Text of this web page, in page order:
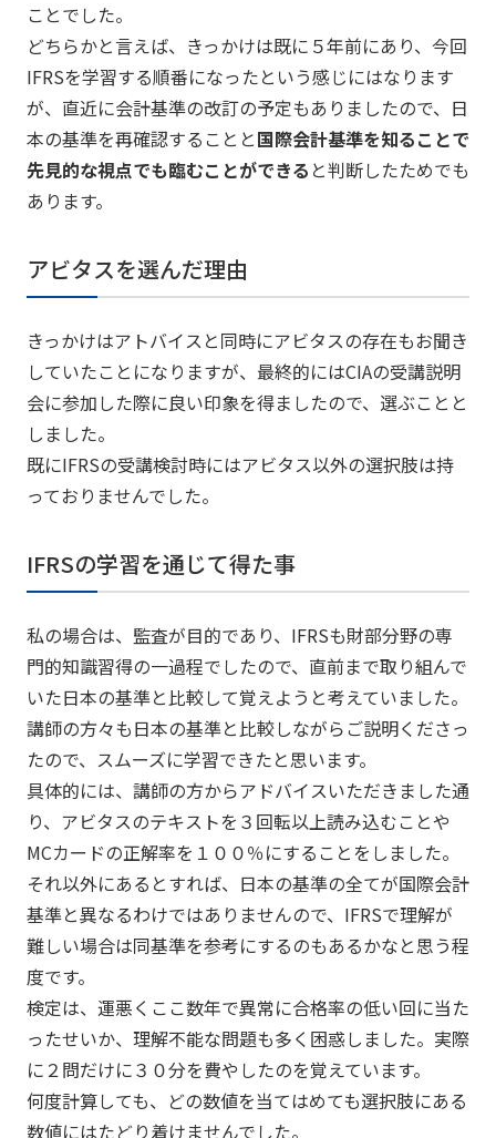
ことでした。
どちらかと言えば、きっかけは既に５年前にあり、今回
IFRSを学習する順番になったという感じにはなります
が、直近に会計基準の改訂の予定もありましたので、日
本の基準を再確認することと国際会計基準を知ることで
先見的な視点でも臨むことができる と判断したためでも
あります。
アビタスを選んだ理由
きっかけはアトバイスと同時にアビタスの存在もお聞き
していたことになりますが、最終的にはCIAの受講説明
会に参加した際に良い印象を得ましたので、選ぶことと
しました。
既にIFRSの受講検討時にはアビタス以外の選択肢は持
っておりませんでした。
IFRSの学習を通じて得た事
私の場合は、監査が目的であり、IFRSも財部分野の専
門的知識習得の一過程でしたので、直前まで取り組んで
いた日本の基準と比較して覚えようと考えていました。
講師の方々も日本の基準と比較しながらご説明くださっ
たので、スムーズに学習できたと思います。
具体的には、講師の方からアドバイスいただきました通
り、アビタスのテキストを３回転以上読み込むことや
MCカードの正解率を１００％にすることをしました。
それ以外にあるとすれば、日本の基準の全てが国際会計
基準と異なるわけではありませんので、IFRSで理解が
難しい場合は同基準を参考にするのもあるかなと思う程
度です。
検定は、運悪くここ数年で異常に合格率の低い回に当た
ったせいか、理解不能な問題も多く困惑しました。実際
に２問だけに３０分を費やしたのを覚えています。
何度計算しても、どの数値を当てはめても選択肢にある
数値にはたどり着けませんでした。